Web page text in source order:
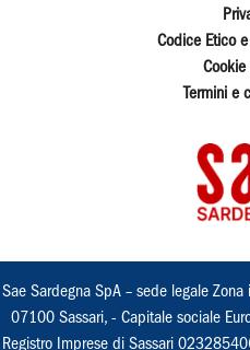
Codice Etico
Cookie
Termini e
Sae Sardegna SpA – sede legale
07100 Sassari, - Capitale sociale
Registro Imprese di Sassari